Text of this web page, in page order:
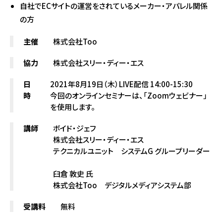
自社でECサイトの運営をされているメーカー・アパレル関係
の方
主催 株式会社Too
協力 株式会社スリー・ディー・エス
日
時
2021年8月19日（木）LIVE配信 14:00-15:30
今回のオンラインセミナーは、「Zoomウェビナー」
を使用します。
講師
ボイド・ジェフ
株式会社スリー・ディー・エス
テクニカルユニット システムG グループリーダー
臼倉 敦史 氏
株式会社Too デジタルメディアシステム部
受講料 無料